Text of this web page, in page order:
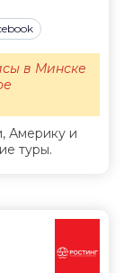
Америку и
туры.
в Минске